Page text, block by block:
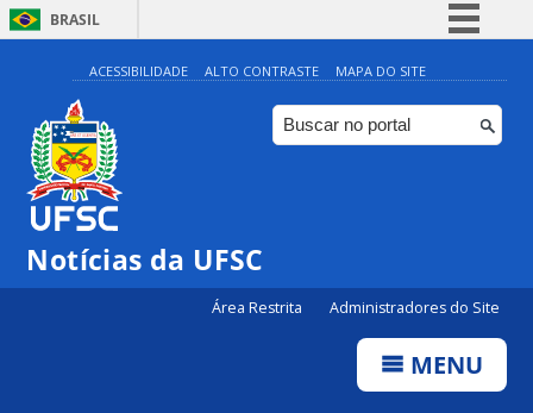
BRASIL
Simplifique!
Comunica BR
Participe
ACESSIBILIDADE ALTO CONTRASTE MAPA DO SITE
Notícias da UFSC
Área Restrita Administradores do Site
MENU